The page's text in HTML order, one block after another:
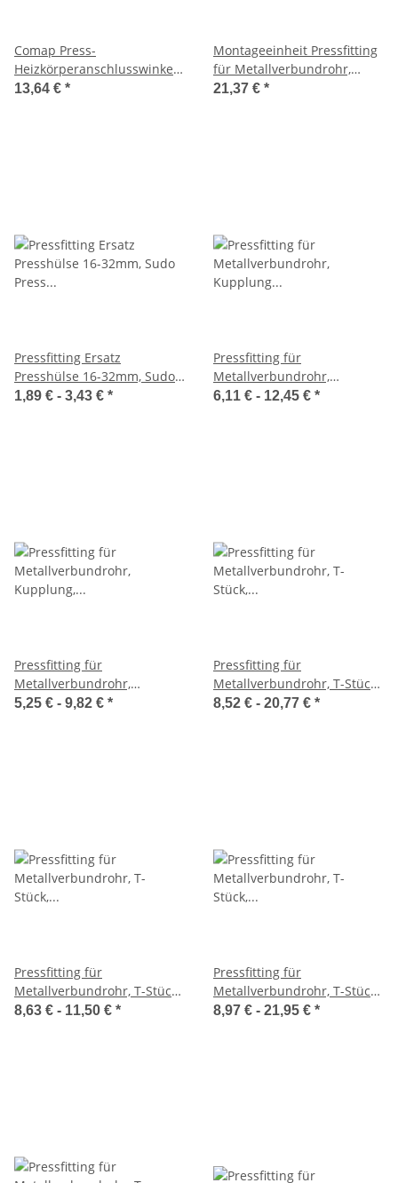
Comap Press-
Heizkörperanschlusswinkel
90° vernickelt 16x2-15 mm, L
13,64 € *
Montageeinheit Pressfitting
für Metallverbundrohr,
150mm, 1/2" IG, 3/4" AG
21,37 € *
Pressfitting Ersatz
Presshülse 16-32mm, Sudo
Press SKIN Visu-Control,
1,89 € - 3,43 € *
Pressfitting für
Metallverbundrohr,
Kupplung reduziert, 16-
6,11 € - 12,45 € *
Pressfitting für
Metallverbundrohr,
Kupplung, 16-32mm, Sudo
5,25 € - 9,82 € *
Pressfitting für
Metallverbundrohr, T-Stück,
gleiche Abgänge, 16-32mm
8,52 € - 20,77 € *
Pressfitting für
Metallverbundrohr, T-Stück,
Mittelgang erweitert, 16-
8,63 € - 11,50 € *
Pressfitting für
Metallverbundrohr, T-Stück,
Mittelgang reduziert, 16-
8,97 € - 21,95 € *